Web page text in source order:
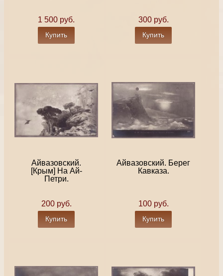
1 500 руб.
Купить
300 руб.
Купить
Айвазовский.
[Крым] На Ай-
Петри.
200 руб.
Купить
Айвазовский. Берег
Кавказа.
100 руб.
Купить